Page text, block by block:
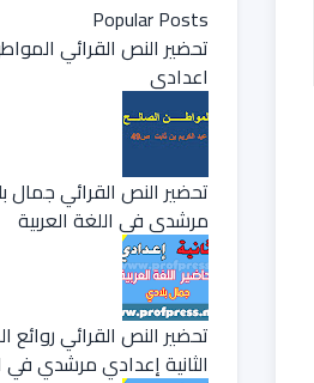
Popular Posts
تحضير النص القرائي
اعدادي
تحضير النص القرائي جمال
مرشدي في اللغة العربية
تحضير النص القرائي
الثانية إعدادي مرشدي في